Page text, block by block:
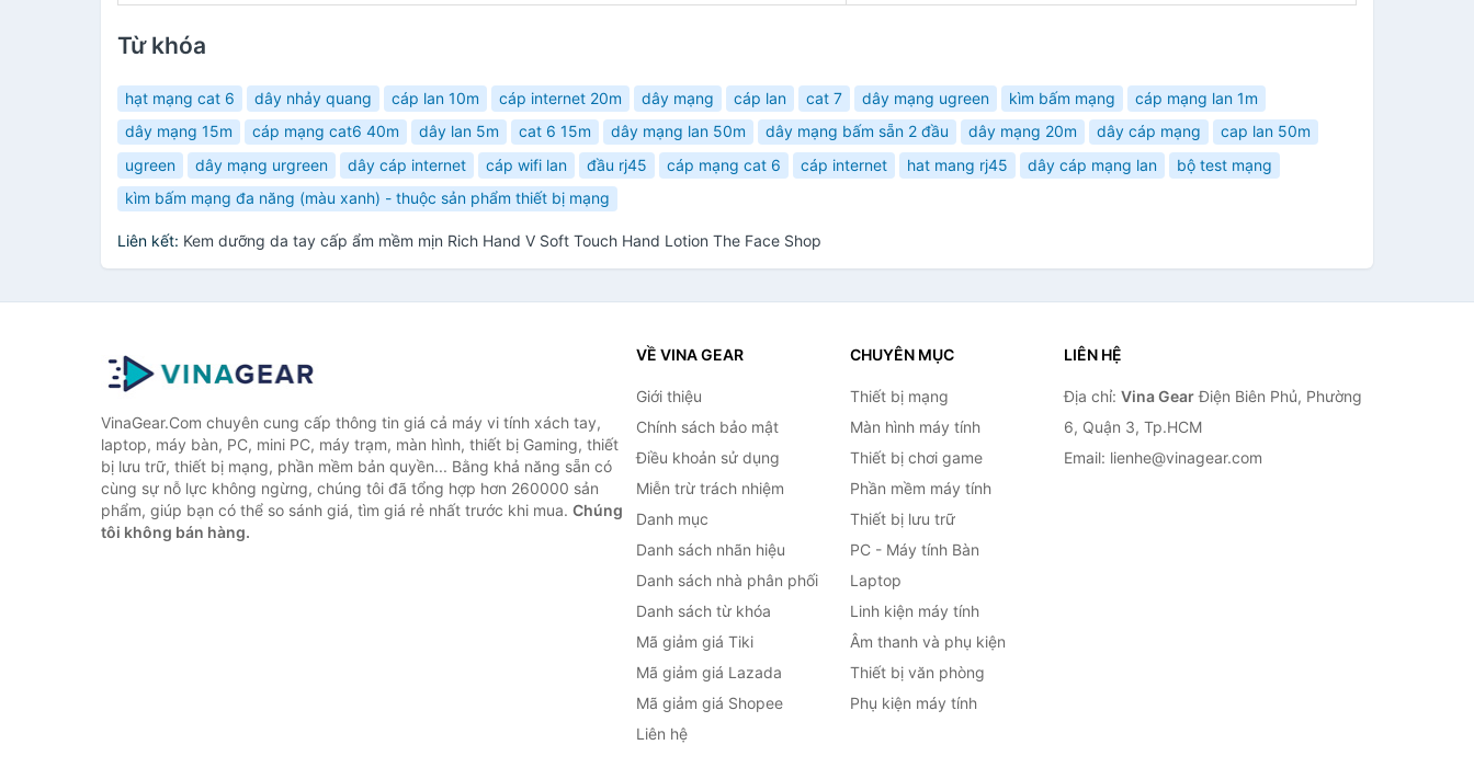
Từ khóa
hạt mạng cat 6 dây nhảy quang cáp lan 10m cáp internet 20m dây mạng cáp lan cat 7 dây mạng ugreen kìm bấm mạng
cáp mạng lan 1m
dây mạng 15m
cáp mạng cat6 40m dây lan 5m cat 6 15m dây mạng lan 50m dây mạng bấm sẵn 2 đầu dây mạng 20m dây cáp mạng
cap lan 50m
ugreen
dây mạng urgreen dây cáp internet cáp wifi lan đầu rj45 cáp mạng cat 6 cáp internet hat mang rj45 dây cáp mạng lan
bộ test mạng
kìm bấm mạng đa năng (màu xanh) - thuộc sản phẩm thiết bị mạng
Liên kết: Kem dưỡng da tay cấp ẩm mềm mịn Rich Hand V Soft Touch Hand Lotion The Face Shop
VinaGear.Com chuyên cung cấp thông tin giá cả máy vi tính xách tay,
laptop, máy bàn, PC, mini PC, máy trạm, màn hình, thiết bị Gaming, thiết
bị lưu trữ, thiết bị mạng, phần mềm bản quyền... Bằng khả năng sẵn có
cùng sự nỗ lực không ngừng, chúng tôi đã tổng hợp hơn 260000 sản
phẩm, giúp bạn có thể so sánh giá, tìm giá rẻ nhất trước khi mua. Chúng
tôi không bán hàng.
VỀ VINA GEAR
Giới thiệu
Chính sách bảo mật
Điều khoản sử dụng
Miễn trừ trách nhiệm
Danh mục
Danh sách nhãn hiệu
Danh sách nhà phân phối
Danh sách từ khóa
Mã giảm giá Tiki
Mã giảm giá Lazada
Mã giảm giá Shopee
Liên hệ
CHUYÊN MỤC
Thiết bị mạng
Màn hình máy tính
Thiết bị chơi game
Phần mềm máy tính
Thiết bị lưu trữ
PC - Máy tính Bàn
Laptop
Linh kiện máy tính
Âm thanh và phụ kiện
Thiết bị văn phòng
Phụ kiện máy tính
LIÊN HỆ
Địa chỉ: Vina GearĐiện Biên Phủ, Phường
6, Quận 3, Tp.HCM
Email: lienhe@vinagear.com